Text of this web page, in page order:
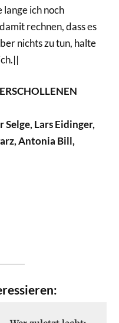
lange ich noch
rechnen, dass es
nichts zu tun, halte
||
Selge, Lars Eidinger,
Antonia Bill,